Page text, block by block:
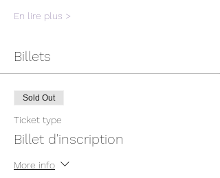
En lire plus >
Billets
Sold Out
Ticket type
Billet d'inscription
More info